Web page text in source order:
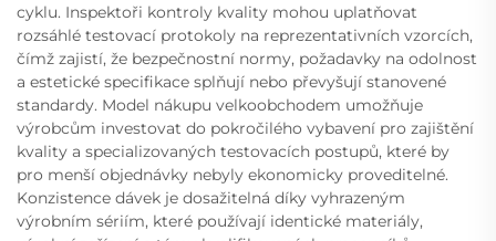
cyklu. Inspektoři kontroly kvality mohou uplatňovat
rozsáhlé testovací protokoly na reprezentativních vzorcích,
čímž zajistí, že bezpečnostní normy, požadavky na odolnost
a estetické specifikace splňují nebo převyšují stanovené
standardy. Model nákupu velkoobchodem umožňuje
výrobcům investovat do pokročilého vybavení pro zajištění
kvality a specializovaných testovacích postupů, které by
pro menší objednávky nebyly ekonomicky proveditelné.
Konzistence dávek je dosažitelná díky vyhrazeným
výrobním sériím, které používají identické materiály,